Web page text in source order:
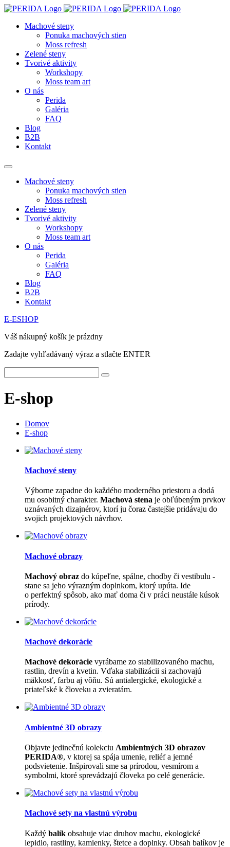
Machové steny
Ponuka machových stien
Moss refresh
Zelené steny
Tvorivé aktivity
Workshopy
Moss team art
O nás
Perida
Galéria
FAQ
Blog
B2B
Kontakt
Machové steny
Ponuka machových stien
Moss refresh
Zelené steny
Tvorivé aktivity
Workshopy
Moss team art
O nás
Perida
Galéria
FAQ
Blog
B2B
Kontakt
E-ESHOP
Váš nákupný košík je prázdny
Zadajte vyhľadávaný výraz a stlačte ENTER
E-shop
Domov
E-shop
Machové steny
Výborne zapadne do každého moderného priestoru a dodá
mu osobitný charakter. Machová stena je obľúbeným prvkov
uznávaných dizajnérov, ktorí ju čoraz častejšie pridávaju do
svojich projektových návrhov.
Machové obrazy
Machový obraz do kúpeľne, spálne, chodby či vestibulu -
stane sa jeho výrazným doplnkom, ktorý upúta. Ide
o perfektný spôsob, ako mať doma či v práci neustále kúsok
prírody.
Machové dekorácie
Machové dekorácie vyrábame zo stabilizovaného machu,
rastlin, drevín a kvetin. Vďaka stabilizácii si zachovajú
mäkkosť, farbu aj vôňu. Sú antialergické, ekologické a
priateľské k človeku a zvieratám.
Ambientné 3D obrazy
Objavte jedinečnú kolekciu Ambientných 3D obrazov
PERIDA®, v ktorej sa spája umenie, reliéf a jemné
podsvietenie. Inšpirovali sme sa prírodou, vesmírom a
symbolmi, ktoré sprevádzajú človeka po celé generácie.
Machové sety na vlastnú výrobu
Každý balík obsahuje viac druhov machu, ekologické
lepidlo, rastliny, kamienky, štetce a doplnky. Obsah balíkov je